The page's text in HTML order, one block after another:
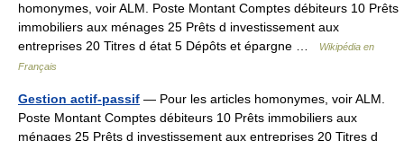
homonymes, voir ALM. Poste Montant Comptes débiteurs 10 Prêts
immobiliers aux ménages 25 Prêts d investissement aux
entreprises 20 Titres d état 5 Dépôts et épargne …
Wikipédia en
Français
Gestion actif-passif — Pour les articles homonymes, voir ALM.
Poste Montant Comptes débiteurs 10 Prêts immobiliers aux
ménages 25 Prêts d investissement aux entreprises 20 Titres d